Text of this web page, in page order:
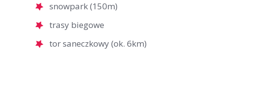
snowpark (150m)
trasy biegowe
tor saneczkowy (ok. 6km)